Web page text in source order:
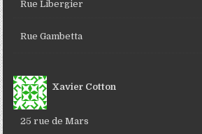
Rue Libergier
Rue Gambetta
Xavier Cotton
25 rue de Mars